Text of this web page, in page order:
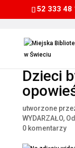
52 333 48
Dzieci
utworzone
WYDARZAŁO,
0 komentarzy